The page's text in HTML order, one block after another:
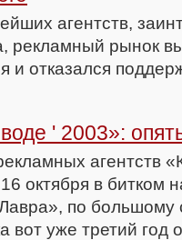
агентств,
рекламный рынок
и отказался
' 2003»:
агентств
октября в битком
по большому
вот уже третий год